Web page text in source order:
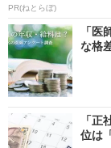
PR(ねとらぼ)
「
な格
「
位は